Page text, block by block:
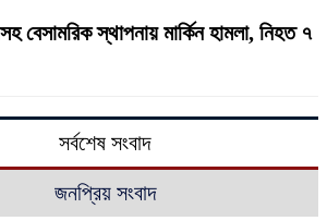
বেসামরিক স্থাপনায় মার্কিন হামলা, নিহত ৭
সর্বশেষ সংবাদ
জনপ্রিয় সংবাদ